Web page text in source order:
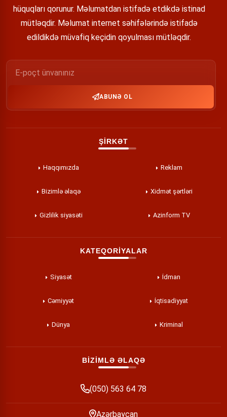
hüquqları qorunur. Məlumatdan istifadə etdikdə istinad
mütləqdir. Məlumat internet səhifələrində istifadə
edildikdə müvafiq keçidin qoyulması mütləqdir.
ABUNƏ OL
ŞİRKƏT
Haqqımızda Reklam
Bizimlə əlaqə Xidmət şərtləri
Gizlilik siyasəti Azinform TV
KATEQORİYALAR
Siyasət İdman
Cəmiyyət İqtisadiyyat
Dünya Kriminal
BİZİMLƏ ƏLAQƏ
(050) 563 64 78
Azərbaycan